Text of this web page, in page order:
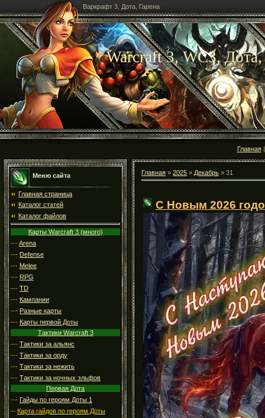
Варкрафт 3, Дота, Гарена
Warcraft 3, WC3, Дота,
Главная
Меню сайта
Главная страница
Каталог статей
Каталог файлов
Карты Warcraft 3 (много)
---Arena
--- Defense
--- Melee
--- RPG
--- TD
--- Кампании
--- Разные карты
--- Карты первой Доты
Тактики Warcraft 3
--- Тактики за альянс
--- Тактики за орду
--- Тактики за нежить
--- Тактики за ночных эльфов
Первая Дота
--- Гайды по героям Доты 1
-- Карта гайдов по героям Доты
Главная » 2025 » Декабрь » 31
С Новым 2026